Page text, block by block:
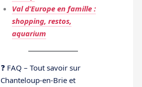
Val d’Europe en famille :
shopping, restos,
aquarium
❓ FAQ – Tout savoir sur
Chanteloup-en-Brie et